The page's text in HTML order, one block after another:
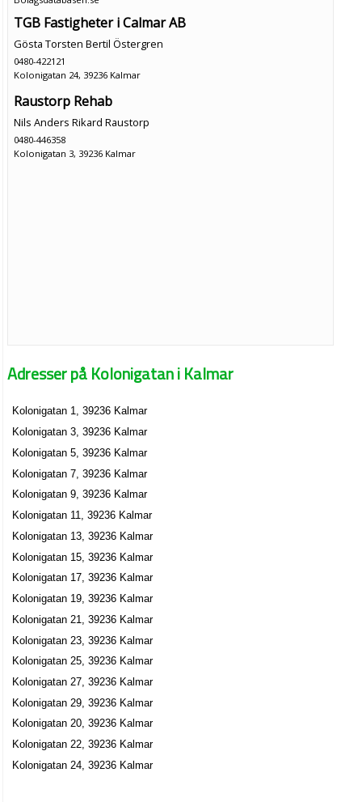
TGB Fastigheter i Calmar AB
Gösta Torsten Bertil Östergren
0480-422121
Kolonigatan 24, 39236 Kalmar
Raustorp Rehab
Nils Anders Rikard Raustorp
0480-446358
Kolonigatan 3, 39236 Kalmar
Adresser på Kolonigatan i Kalmar
Kolonigatan 1, 39236 Kalmar
Kolonigatan 3, 39236 Kalmar
Kolonigatan 5, 39236 Kalmar
Kolonigatan 7, 39236 Kalmar
Kolonigatan 9, 39236 Kalmar
Kolonigatan 11, 39236 Kalmar
Kolonigatan 13, 39236 Kalmar
Kolonigatan 15, 39236 Kalmar
Kolonigatan 17, 39236 Kalmar
Kolonigatan 19, 39236 Kalmar
Kolonigatan 21, 39236 Kalmar
Kolonigatan 23, 39236 Kalmar
Kolonigatan 25, 39236 Kalmar
Kolonigatan 27, 39236 Kalmar
Kolonigatan 29, 39236 Kalmar
Kolonigatan 20, 39236 Kalmar
Kolonigatan 22, 39236 Kalmar
Kolonigatan 24, 39236 Kalmar